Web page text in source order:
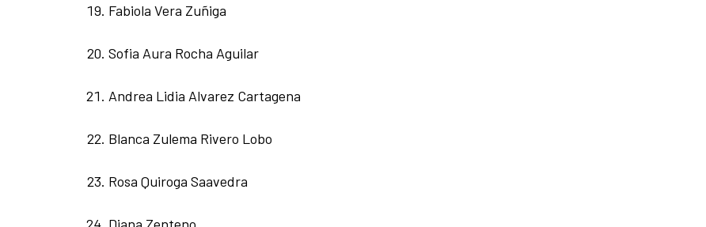
Fabiola Vera Zuñiga
Sofia Aura Rocha Aguilar
Andrea Lidia Alvarez Cartagena
Blanca Zulema Rivero Lobo
Rosa Quiroga Saavedra